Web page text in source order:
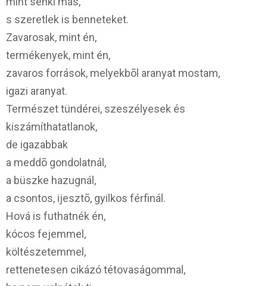
s szeretlek is benneteket.
Zavarosak, mint én,
termékenyek, mint én,
zavaros források, melyekbõl aranyat mostam,
igazi aranyat.
Természet tündérei, szeszélyesek és
kiszámíthatatlanok,
de igazabbak
a meddõ gondolatnál,
a büszke hazugnál,
a csontos, ijesztõ, gyilkos férfinál.
Hová is futhatnék én,
kócos fejemmel,
költészetemmel,
rettenetesen cikázó tétovaságommal,